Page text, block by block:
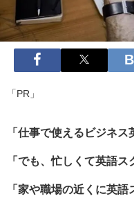
「PR」
「仕事で使えるビジネス
「でも、忙しくて英語ス
「家や職場の近くに英語